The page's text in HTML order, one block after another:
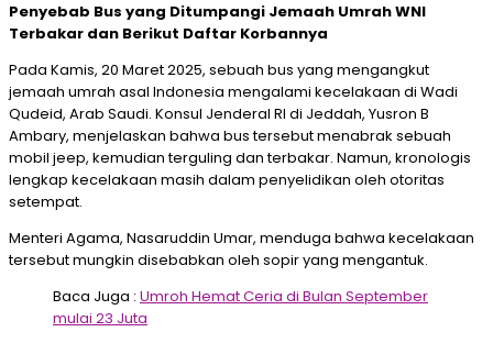
Penyebab Bus yang Ditumpangi Jemaah Umrah WNI
Terbakar dan Berikut Daftar Korbannya
Pada Kamis, 20 Maret 2025, sebuah bus yang mengangkut
jemaah umrah asal Indonesia mengalami kecelakaan di Wadi
Qudeid, Arab Saudi. Konsul Jenderal RI di Jeddah, Yusron B
Ambary, menjelaskan bahwa bus tersebut menabrak sebuah
mobil jeep, kemudian terguling dan terbakar. Namun, kronologis
lengkap kecelakaan masih dalam penyelidikan oleh otoritas
setempat.
Menteri Agama, Nasaruddin Umar, menduga bahwa kecelakaan
tersebut mungkin disebabkan oleh sopir yang mengantuk.
Baca Juga : Umroh Hemat Ceria di Bulan September
mulai 23 Juta